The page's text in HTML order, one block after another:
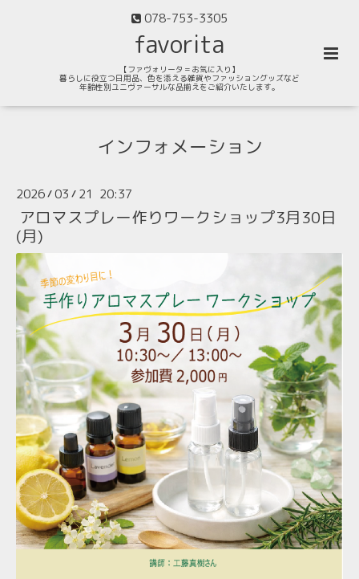
078-753-3305
favorita
【ファヴォリータ＝お気に入り】
暮らしに役立つ日用品、色を添える雑貨やファッショングッズなど
年齢性別ユニヴァーサルな品揃えをご紹介いたします。
インフォメーション
2026/03 / 21 20:37
アロマスプレー作りワークショップ3月30日
(月)